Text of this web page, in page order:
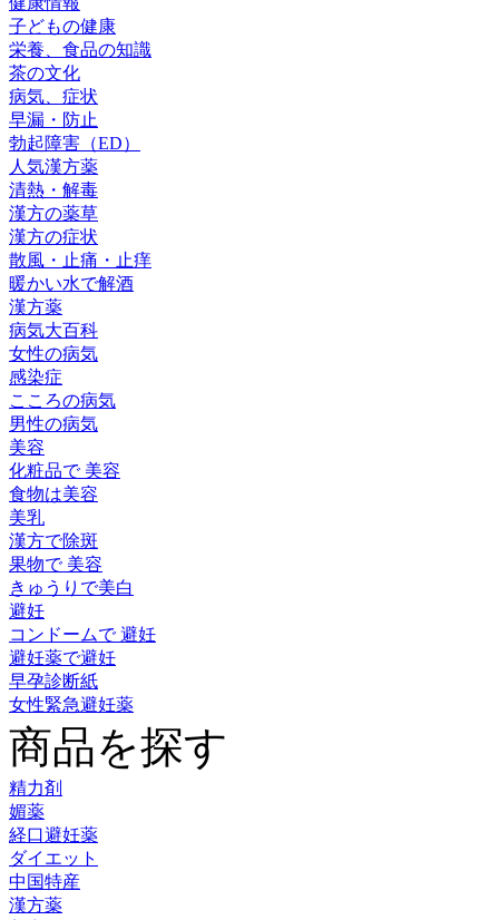
子どもの健康
栄養、食品の知識
茶の文化
病気、症状
早漏・防止
勃起障害（ED）
人気漢方薬
清熱・解毒
漢方の薬草
漢方の症状
散風・止痛・止痒
暖かい水で解酒
漢方薬
病気大百科
女性の病気
感染症
こころの病気
男性の病気
美容
化粧品で 美容
食物は美容
美乳
漢方で除斑
果物で 美容
きゅうりで美白
避妊
コンドームで 避妊
避妊薬で避妊
早孕診断紙
女性緊急避妊薬
商品を探す
精力剤
媚薬
経口避妊薬
ダイエット
中国特産
漢方薬